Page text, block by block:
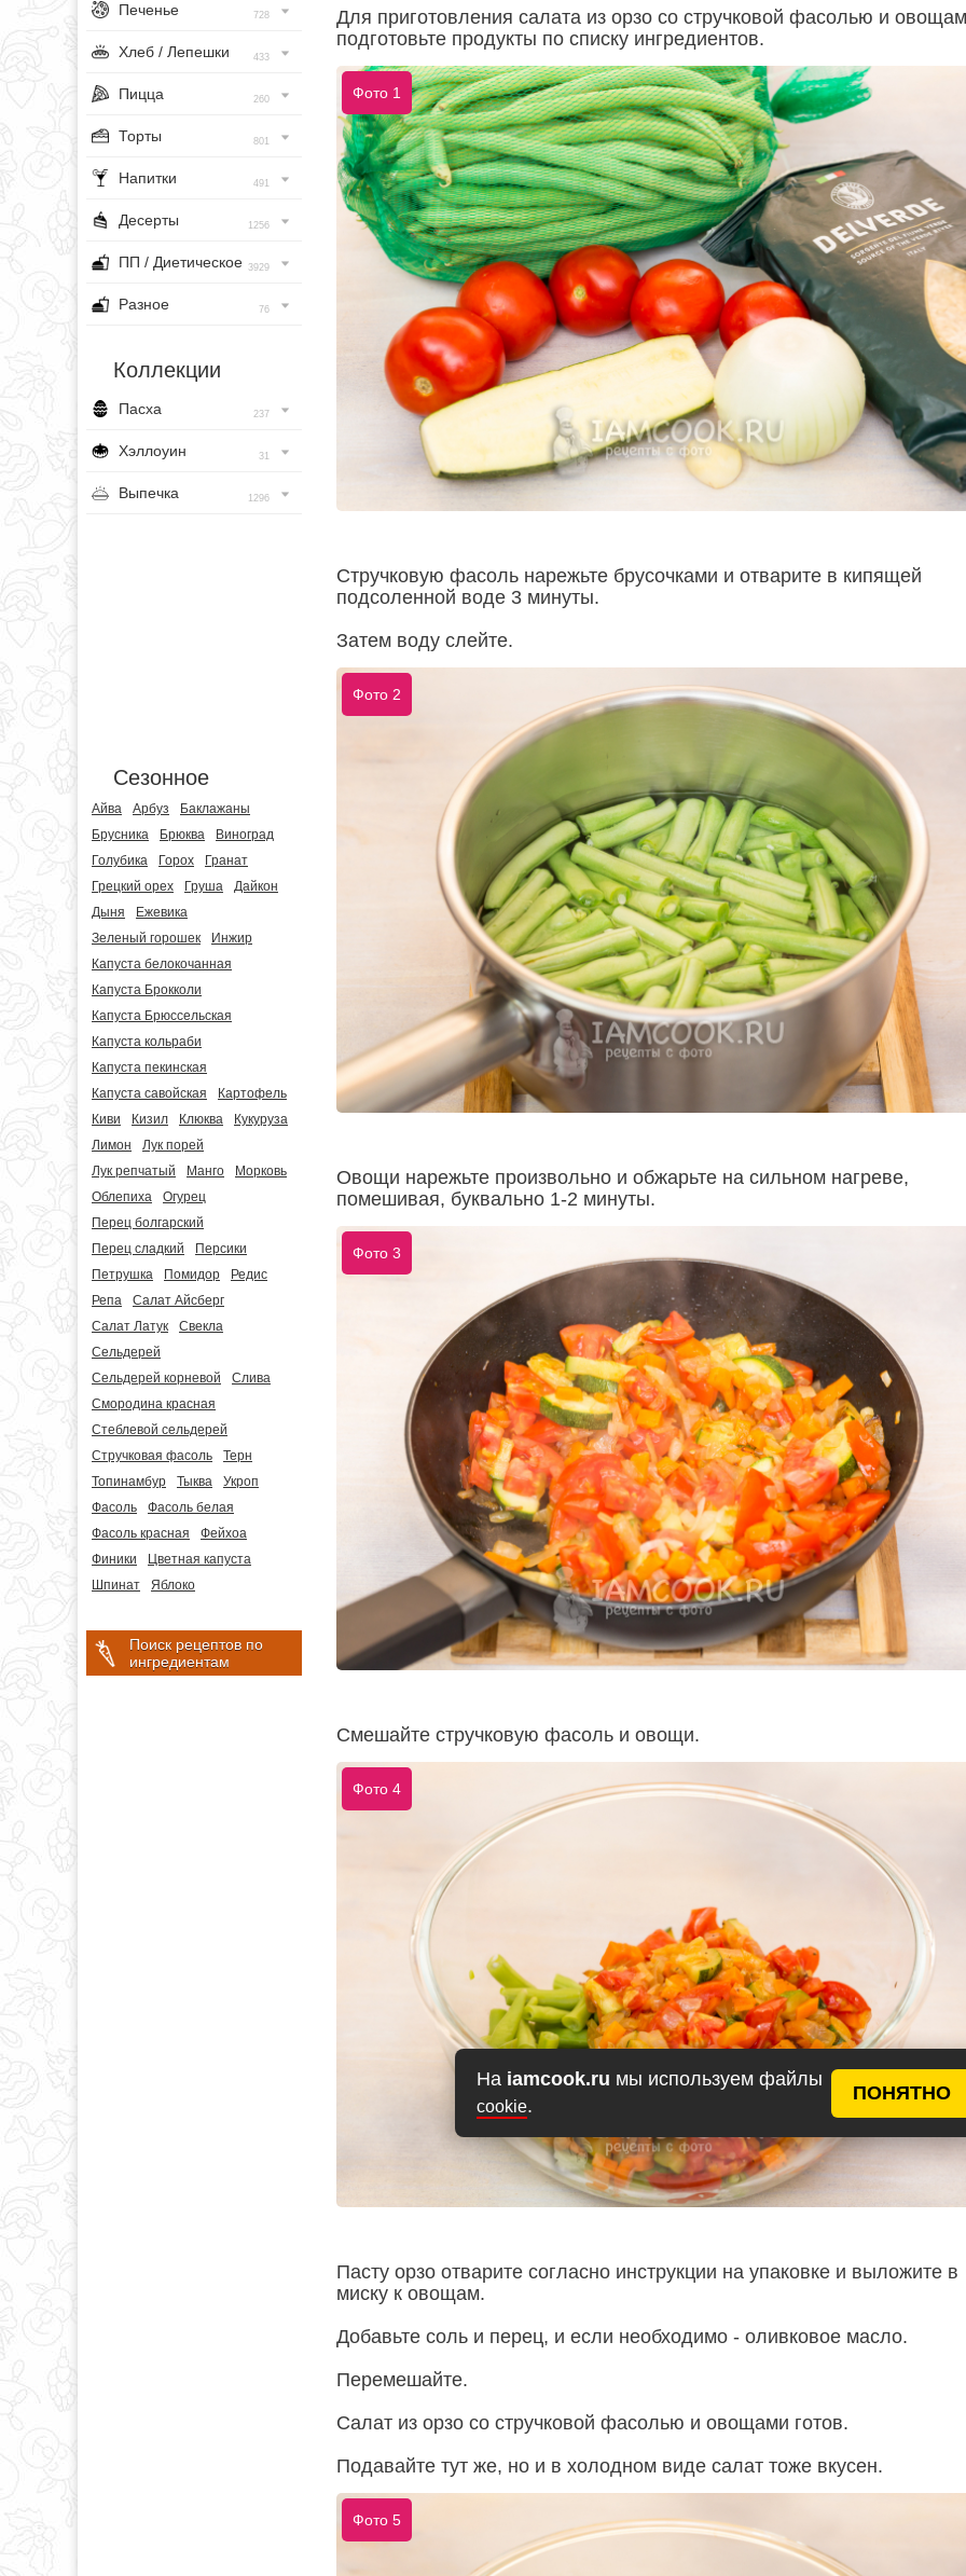
На iamcook.ru мы используем файлы
cookie.
ПОНЯТНО
Печенье 728
Хлеб / Лепешки 433
Пицца 260
Торты 801
Напитки 491
Десерты 1256
ПП / Диетическое 3929
Разное 76
Коллекции
Пасха 237
Хэллоуин 31
Выпечка 1296
Сезонное
Айва Арбуз
Баклажаны
Брусника
Брюква
Виноград
Голубика
Горох
Гранат
Грецкий орех
Груша
Дайкон
Дыня
Ежевика
Зеленый горошек
Инжир
Капуста белокочанная
Капуста Брокколи
Капуста Брюссельская
Капуста кольраби
Капуста пекинская
Капуста савойская
Картофель
Киви
Кизил Клюква
Кукуруза
Лимон
Лук порей
Лук репчатый
Манго
Морковь
Облепиха
Огурец
Перец болгарский
Перец сладкий
Персики
Петрушка
Помидор
Редис
Репа
Салат Айсберг
Салат Латук
Свекла
Сельдерей
Сельдерей корневой
Слива
Смородина красная
Стеблевой сельдерей
Стручковая фасоль
Терн
Топинамбур
Тыква
Укроп
Фасоль
Фасоль белая
Фасоль красная
Фейхоа
Финики
Цветная капуста
Шпинат
Яблоко
Поиск рецептов по
ингредиентам
Для приготовления салата из орзо со стручковой фасолью и
подготовьте продукты по списку ингредиентов.
Фото 1
Стручковую фасоль нарежьте брусочками и отварите в кипящей
подсоленной воде 3 минуты.
Затем воду слейте.
Фото 2
Овощи нарежьте произвольно и обжарьте на сильном нагреве,
помешивая, буквально 1-2 минуты.
Фото 3
Смешайте стручковую фасоль и овощи.
Фото 4
Пасту орзо отварите согласно инструкции на упаковке и выложите в
миску к овощам.
Добавьте соль и перец, и если необходимо - оливковое масло.
Перемешайте.
Салат из орзо со стручковой фасолью и овощами готов.
Подавайте тут же, но и в холодном виде салат тоже вкусен.
Фото 5